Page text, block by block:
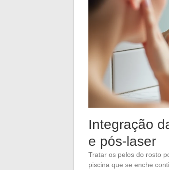
Integração
e pós-laser
Tratar os pelos do rosto
piscina que se enche